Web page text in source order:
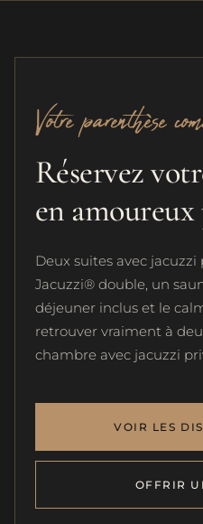
Votre parenthèse
Réservez
en amoureux
Deux suites avec
Jacuzzi® double, un
déjeuner inclus et le
retrouver vraiment à
chambre avec jacuzzi
VOIR LES
OFFRIR